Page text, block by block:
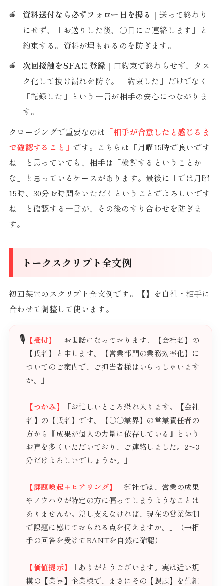
資料送付なら必ずフォロー日を握る ｜送って終わり
にせず、「お送りした後、○日にご連絡します」と
約束する。資料が埋もれるのを防ぎます。
次回接触をSFAに登録 ｜口約束で終わらせず、タス
ク化して抜け漏れを防ぐ。「約束した」だけでなく
「記録した」という一言が相手の安心につながりま
す。
クロージングで重要なのは 「相手が合意したと感じるま
で確認すること」です。こちらは「月曜15時で良いです
ね」と思っていても、相手は「検討するということか
な」と思っているケースがあります。最後に「では月曜
15時、30分お時間をいただくということでよろしいです
ね」と確認する一言が、その後のすり合わせを防ぎま
す。
トークスクリプト全文例
初回架電のスクリプト全文例です。【】を自社・相手に
合わせて調整して使います。
🎙️ 【受付】
「お世話になっております。【会社名】の
【氏名】と申します。【営業部門の業務効率化】に
ついてのご案内で、ご担当者様はいらっしゃいます
か。」
【つかみ】
「お忙しいところ恐れ入ります。【会社
名】の【氏名】です。【○○業界】の営業責任者の
方から『成果が個人の力量に依存している』という
お声を多くいただいており、ご連絡しました。2〜3
分だけよろしいでしょうか。」
【課題喚起＋ヒアリング】
「御社では、営業の成果
やノウハウが特定の方に偏ってしまうようなことは
ありませんか。差し支えなければ、現在の営業体制
で課題に感じておられる点を伺えますか。」（→相
手の回答を受けてBANTを自然に確認）
【価値提示】
「ありがとうございます。実は近い規
模の【業界】企業様で、まさにその【課題】を仕組